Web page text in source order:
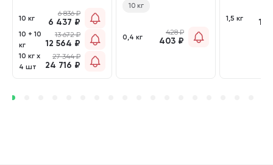
10 кг
6 836₽
6 437 ₽
10 + 10
кг
13 672₽
12 564 ₽
10 кг х
4 шт
27 344₽
24 716 ₽
10 кг
0,4 кг
428₽
403 ₽
1,5 кг 1